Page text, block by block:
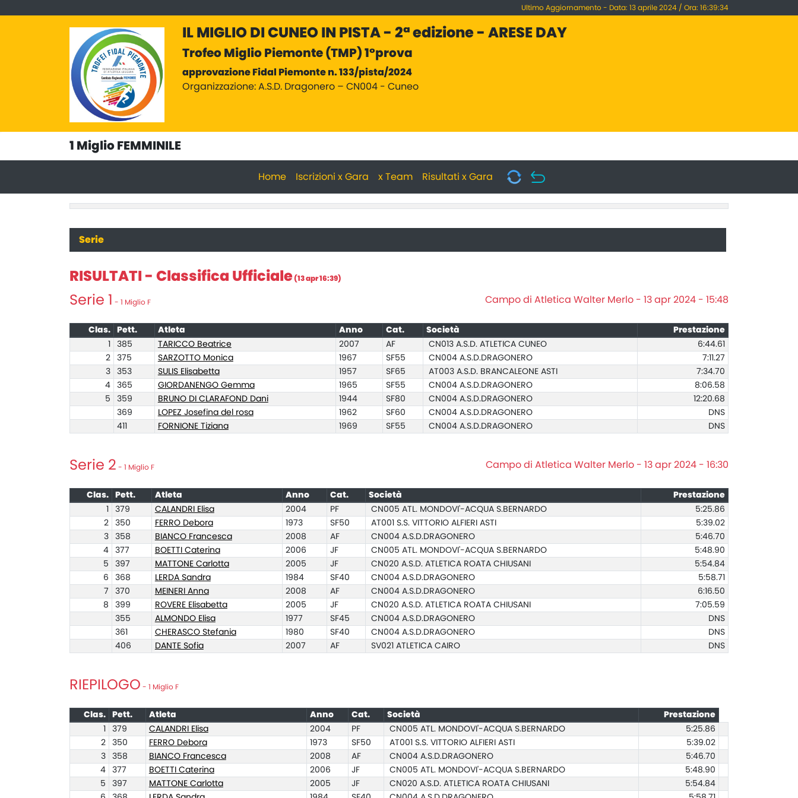
Ultimo Aggiornamento - Data: 13 aprile 2024 / Ora: 16:39:34
IL MIGLIO DI CUNEO IN PISTA - 2ª edizione - ARESE DAY
Trofeo Miglio Piemonte (TMP) 1°prova
approvazione Fidal Piemonte n. 133/pista/2024
Organizzazione: A.S.D. Dragonero – CN004 - Cuneo
1 Miglio FEMMINILE
Home Iscrizioni x Gara x Team Risultati x Gara
Serie
RISULTATI - Classifica Ufficiale (13 apr 16:39)
Serie 1 - 1 Miglio F Campo di Atletica Walter Merlo - 13 apr 2024 - 15:48
Clas. Pett. Atleta Anno Cat. Società
Prestazione
385 TARICCO Beatrice 2007 AF CN013 A.S.D. ATLETICA CUNEO
6:44.61
2
375 SARZOTTO Monica 1967 SF55 CN004 A.S.D.DRAGONERO
7:11.27
3
353 SULIS Elisabetta 1957 SF65 AT003 A.S.D. BRANCALEONE ASTI
7:34.70
4
365 GIORDANENGO Gemma 1965 SF55 CN004 A.S.D.DRAGONERO
8:06.58
5
359 BRUNO DI CLARAFOND Dani 1944 SF80 CN004 A.S.D.DRAGONERO
12:20.68
369
LOPEZ Josefina del rosa 1962 SF60 CN004 A.S.D.DRAGONERO
DNS
411
FORNIONE Tiziana 1969 SF55 CN004 A.S.D.DRAGONERO DNS
Serie 2 - 1 Miglio F Campo di Atletica Walter Merlo - 13 apr 2024 - 16:30
Clas. Pett. Atleta Anno Cat. Società
Prestazione
379 CALANDRI Elisa 2004 PF CN005 ATL. MONDOVI'-ACQUA S.BERNARDO
5:25.86
2
350 FERRO Debora 1973 SF50 AT001 S.S. VITTORIO ALFIERI ASTI
5:39.02
3
358 BIANCO Francesca 2008 AF CN004 A.S.D.DRAGONERO
5:46.70
4
377 BOETTI Caterina 2006 JF CN005 ATL. MONDOVI'-ACQUA S.BERNARDO
5:48.90
5
397 MATTONE Carlotta 2005 JF CN020 A.S.D. ATLETICA ROATA CHIUSANI
5:54.84
6
368 LERDA Sandra 1984 SF40 CN004 A.S.D.DRAGONERO
5:58.71
7
370 MEINERI Anna 2008 AF CN004 A.S.D.DRAGONERO
6:16.50
8
399 ROVERE Elisabetta 2005 JF CN020 A.S.D. ATLETICA ROATA CHIUSANI
7:05.59
355
ALMONDO Elisa 1977 SF45 CN004 A.S.D.DRAGONERO
DNS
361
CHERASCO Stefania 1980 SF40 CN004 A.S.D.DRAGONERO
DNS
406
DANTE Sofia 2007 AF SV021 ATLETICA CAIRO DNS
RIEPILOGO - 1 Miglio F
Clas. Pett. Atleta Anno Cat. Società
Prestazione
379 CALANDRI Elisa 2004 PF CN005 ATL. MONDOVI'-ACQUA S.BERNARDO
5:25.86
2
350 FERRO Debora 1973 SF50 AT001 S.S. VITTORIO ALFIERI ASTI
5:39.02
3
358 BIANCO Francesca 2008 AF CN004 A.S.D.DRAGONERO
5:46.70
4
377 BOETTI Caterina 2006 JF CN005 ATL. MONDOVI'-ACQUA S.BERNARDO
5:48.90
5
397 MATTONE Carlotta 2005 JF CN020 A.S.D. ATLETICA ROATA CHIUSANI
5:54.84